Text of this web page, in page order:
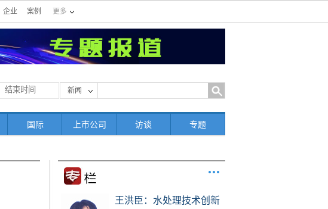
企业 案例 更多
新闻
国际 上市公司 访谈 专题
王洪臣：水处理技术创新